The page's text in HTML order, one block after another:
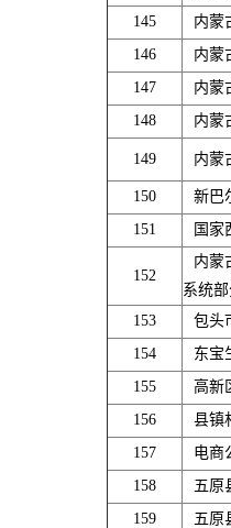
145
内蒙
146
内蒙
147
内蒙
148
内蒙
149 内蒙
150
新巴
151
国家
152
内蒙
系统
153
包头
154
东宝
155
高新
156
县镇
157
电商
158
五原
159
五原